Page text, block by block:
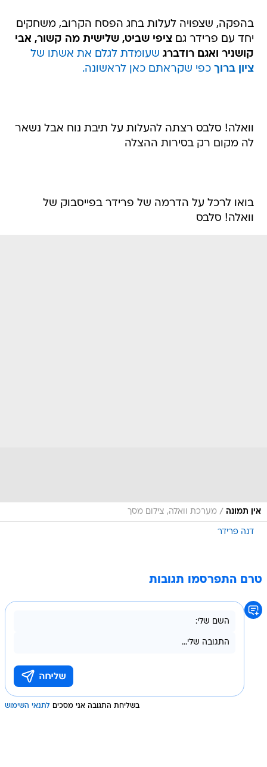
בהפקה, שצפויה לעלות בחג הפסח הקרוב, משחקים
יחד עם פרידר גםציפי שביט, שלישית מה קשור, אבי
קושניר ואגם רודברג שעומדת לגלם את אשתו של
ציון ברוך כפי שקראתם כאן לראשונה.
וואלה! סלבס רצתה להעלות על תיבת נוח אבל נשאר
לה מקום רק בסירות ההצלה
בואו לרכל על הדרמה של פרידר בפייסבוק של
וואלה! סלבס
אין תמונה / מערכת וואלה, צילום מסך
דנה פרידר
טרם התפרסמו תגובות
בשליחת התגובה אני מסכים לתנאי השימוש